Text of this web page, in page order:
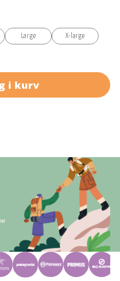
Large X-large
i kurv